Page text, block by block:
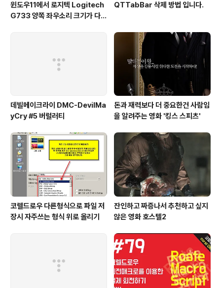
윈도우11에서 로지텍 Logitech
G733 양쪽 좌우소리 크기가 다르
QTTabBar 삭제 방법 입니다.
데빌메이크라이 DMC-DevilMa
yCry #5 버럴러티
돈과 재력보다 더 중요한건 사람임
을 알려주는 영화 '킹스 스피츠'
코렐드로우 다른형식으로 파일 저
장시 자주쓰는 형식 위로 올리기
잔인하고 짜증나서 추천하고 싶지
않은 영화 호스텔2